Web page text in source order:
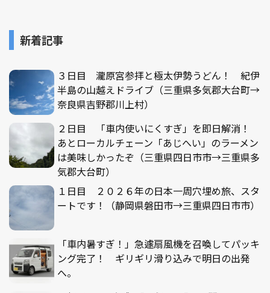
新着記事
３日目 瀧原宮参拝と極太伊勢うどん！ 紀伊
半島の山越えドライブ（三重県多気郡大台町→
奈良県吉野郡川上村）
２日目 「車内使いにくすぎ」を即日解消！
あとローカルチェーン「あじへい」のラーメン
は美味しかったぞ（三重県四日市市→三重県多
気郡大台町）
１日目 ２０２６年の日本一周穴埋め旅、スタ
ートです！（静岡県磐田市→三重県四日市市）
「車内暑すぎ！」急遽扇風機を召喚してパッキ
ング完了！ ギリギリ滑り込みで明日の出発
へ。